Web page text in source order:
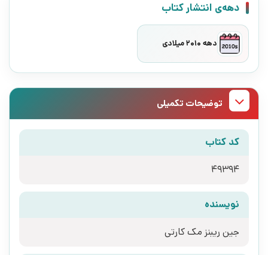
دهه‌ی انتشار کتاب
دهه 2010 میلادی
توضیحات تکمیلی
کد کتاب
49394
نویسنده
جین ریبنز مک کارتی